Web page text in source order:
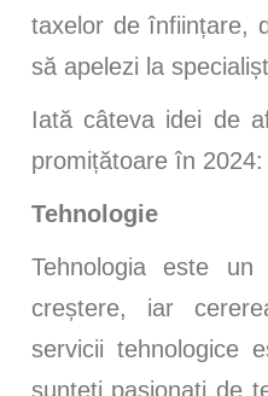
taxelor de înființare,
să apelezi la
Iată câteva idei de
promițătoare în 2024:
Tehnologie
Tehnologia este
creștere, iar
servicii tehnologice
sunteți pasionați de